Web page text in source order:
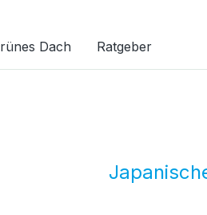
Dach Ratgeber